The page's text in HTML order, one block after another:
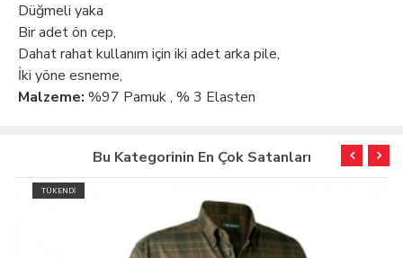
Düğmeli yaka
Bir adet ön cep,
Dahat rahat kullanım için iki adet arka pile,
İki yöne esneme,
Malzeme: %97 Pamuk , % 3 Elasten
Bu Kategorinin En Çok Satanları
TÜKENDİ